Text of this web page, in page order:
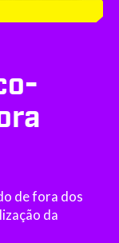
de fora dos
da